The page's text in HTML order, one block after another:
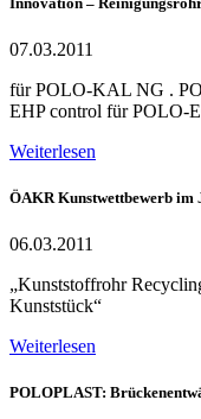
07.03.2011
für POLO-KAL NG .
EHP control für POLO-
Weiterlesen
ÖAKR Kunstwettbewerb
06.03.2011
„Kunststoffrohr
Kunststück“
Weiterlesen
POLOPLAST: